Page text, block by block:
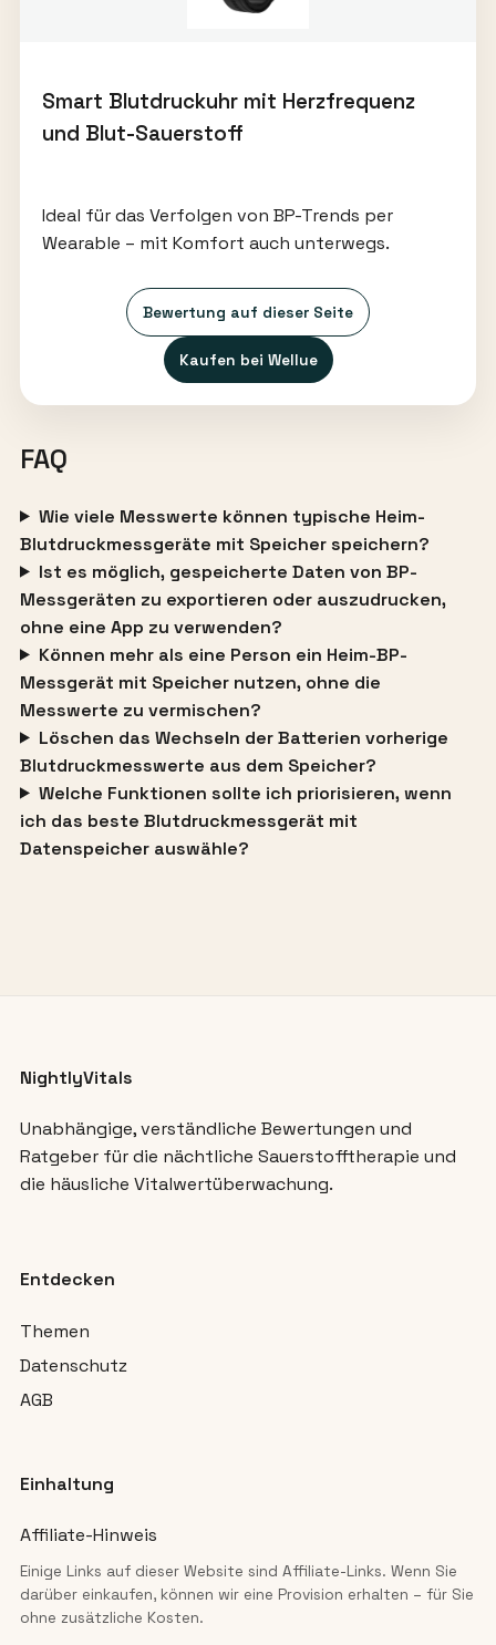
Smart Blutdruckuhr mit Herzfrequenz
und Blut-Sauerstoff
Ideal für das Verfolgen von BP-Trends per
Wearable – mit Komfort auch unterwegs.
Bewertung auf dieser Seite
Kaufen bei Wellue
FAQ
Wie viele Messwerte können typische Heim-
Blutdruckmessgeräte mit Speicher speichern?
Ist es möglich, gespeicherte Daten von BP-
Messgeräten zu exportieren oder auszudrucken,
ohne eine App zu verwenden?
Können mehr als eine Person ein Heim-BP-
Messgerät mit Speicher nutzen, ohne die
Messwerte zu vermischen?
Löschen das Wechseln der Batterien vorherige
Blutdruckmesswerte aus dem Speicher?
Welche Funktionen sollte ich priorisieren, wenn
ich das beste Blutdruckmessgerät mit
Datenspeicher auswähle?
NightlyVitals
Unabhängige, verständliche Bewertungen und
Ratgeber für die nächtliche Sauerstofftherapie und
die häusliche Vitalwertüberwachung.
Entdecken
Themen
Datenschutz
AGB
Einhaltung
Affiliate-Hinweis
Einige Links auf dieser Website sind Affiliate-Links. Wenn Sie
darüber einkaufen, können wir eine Provision erhalten – für Sie
ohne zusätzliche Kosten.